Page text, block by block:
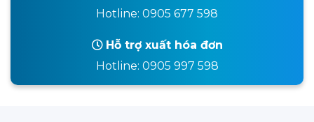
Hotline: 0905 677 598
Hỗ trợ xuất hóa đơn
Hotline: 0905 997 598